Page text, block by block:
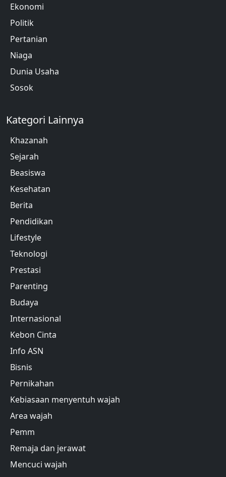
Ekonomi
Politik
Pertanian
Niaga
Dunia Usaha
Sosok
Kategori Lainnya
Khazanah
Sejarah
Beasiswa
Kesehatan
Berita
Pendidikan
Lifestyle
Teknologi
Prestasi
Parenting
Budaya
Internasional
Kebon Cinta
Info ASN
Bisnis
Pernikahan
Kebiasaan menyentuh wajah
Area wajah
Pemm
Remaja dan jerawat
Mencuci wajah